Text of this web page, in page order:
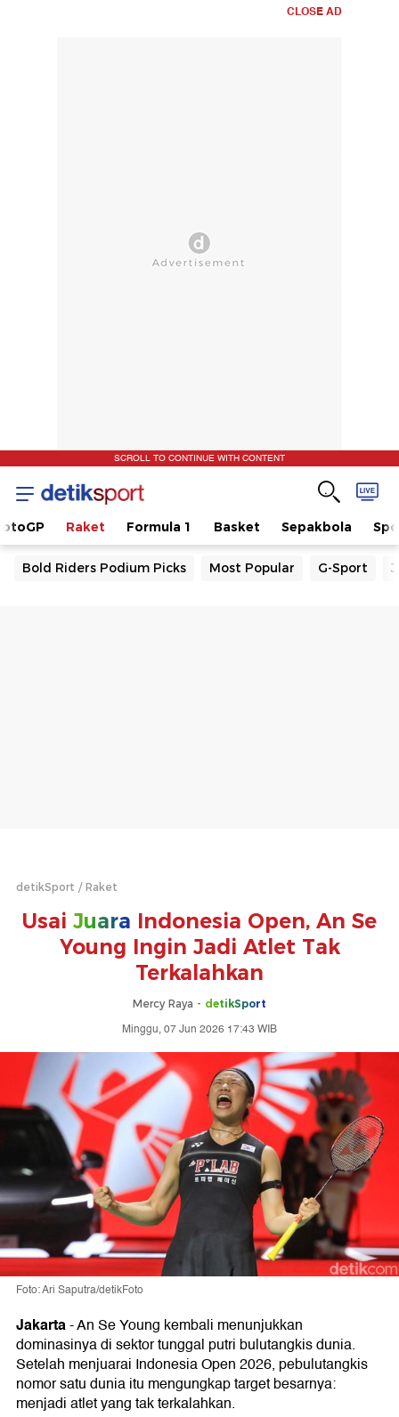
CLOSE AD
SCROLL TO CONTINUE WITH CONTENT
Raket Formula 1 Basket Sepakbola
Bold Riders Podium Picks Most Popular G-Sport
detikSport Raket
Usai Juara Indonesia Open, An Se
Young Ingin Jadi Atlet Tak
Terkalahkan
Mercy Raya - detikSport
Minggu, 07 Jun 2026 17:43 WIB
Foto: Ari Saputra/detikFoto
Jakarta- An Se Young kembali menunjukkan
dominasinya di sektor tunggal putri bulutangkis dunia.
Setelah menjuarai Indonesia Open 2026, pebulutangkis
nomor satu dunia itu mengungkap target besarnya:
menjadi atlet yang tak terkalahkan.